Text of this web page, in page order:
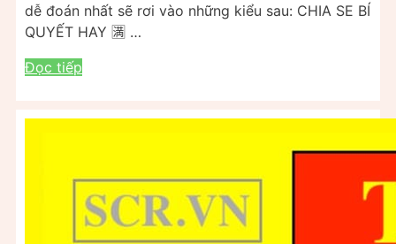
dễ đoán nhất sẽ rơi vào những kiểu sau: CHIA SE BÍ
QUYẾT HAY 🈵 …
Đọc tiếp